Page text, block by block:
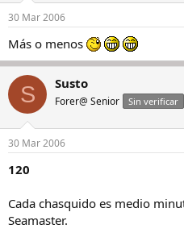
30 Mar 2006
Más o menos
S Susto
Forer@ Senior Sin verificar
30 Mar 2006
120
Cada chasquido es medio
Seamaster.